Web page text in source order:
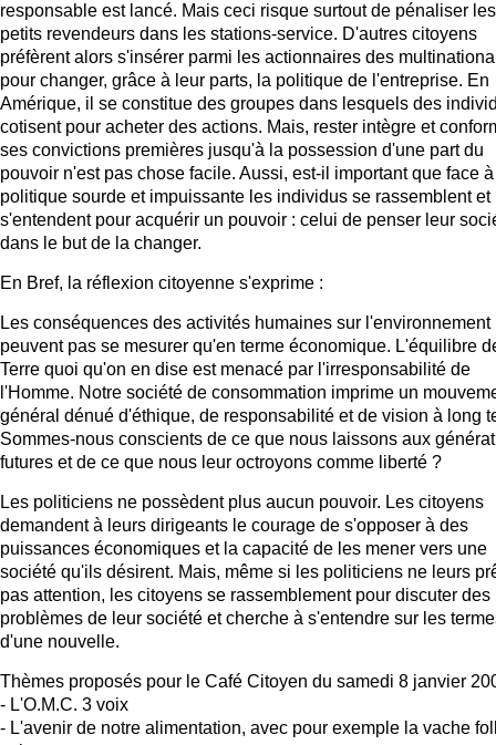
responsable est lancé. Mais ceci risque surtout de pénaliser les
petits revendeurs dans les stations-service. D'autres citoyens
préfèrent alors s'insérer parmi les actionnaires des
pour changer, grâce à leur parts, la politique de l'entreprise. En
Amérique, il se constitue des groupes dans lesquels des
cotisent pour acheter des actions. Mais, rester intègre et
ses convictions premières jusqu'à la possession d'une part du
pouvoir n'est pas chose facile. Aussi, est-il important que face
politique sourde et impuissante les individus se rassemblent et
s'entendent pour acquérir un pouvoir : celui de penser leur
dans le but de la changer.
En Bref, la réflexion citoyenne s'exprime :
Les conséquences des activités humaines sur l'environnement
peuvent pas se mesurer qu'en terme économique. L'équilibre
Terre quoi qu'on en dise est menacé par l'irresponsabilité de
l'Homme. Notre société de consommation imprime un
général dénué d'éthique, de responsabilité et de vision à long
Sommes-nous conscients de ce que nous laissons aux
futures et de ce que nous leur octroyons comme liberté ?
Les politiciens ne possèdent plus aucun pouvoir. Les citoyens
demandent à leurs dirigeants le courage de s'opposer à des
puissances économiques et la capacité de les mener vers une
société qu'ils désirent. Mais, même si les politiciens ne leurs
pas attention, les citoyens se rassemblement pour discuter des
problèmes de leur société et cherche à s'entendre sur les
d'une nouvelle.
Thèmes proposés pour le Café Citoyen du samedi 8 janvier
- L'O.M.C. 3 voix
- L'avenir de notre alimentation, avec pour exemple la vache